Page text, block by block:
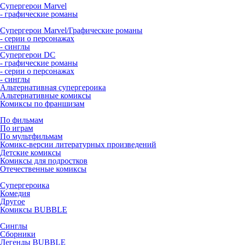
Супергерои Marvel
- графические романы
Супергерои Marvel/Графические романы
- серии о персонажах
- синглы
Супергерои DC
- графические романы
- серии о персонажах
- синглы
Альтернативная супергероика
Альтернативные комиксы
Комиксы по франшизам
По фильмам
По играм
По мультфильмам
Комикс-версии литературных произведений
Детские комиксы
Комиксы для подростков
Отечественные комиксы
Супергероика
Комедия
Другое
Комиксы BUBBLE
Синглы
Сборники
Легенды BUBBLE